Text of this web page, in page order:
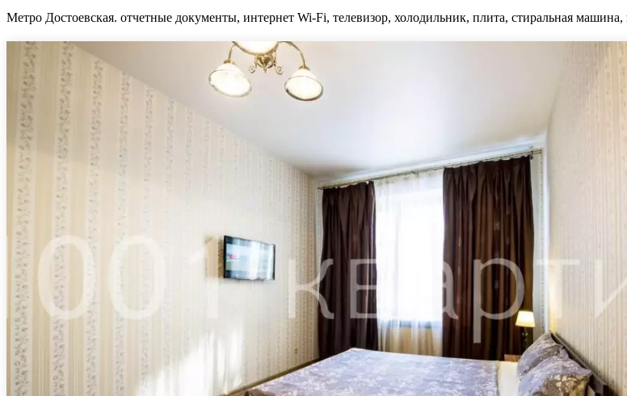
Метро Достоевская. отчетные документы, интернет Wi-Fi, телевизор, холодильник, плита, стиральная машина,